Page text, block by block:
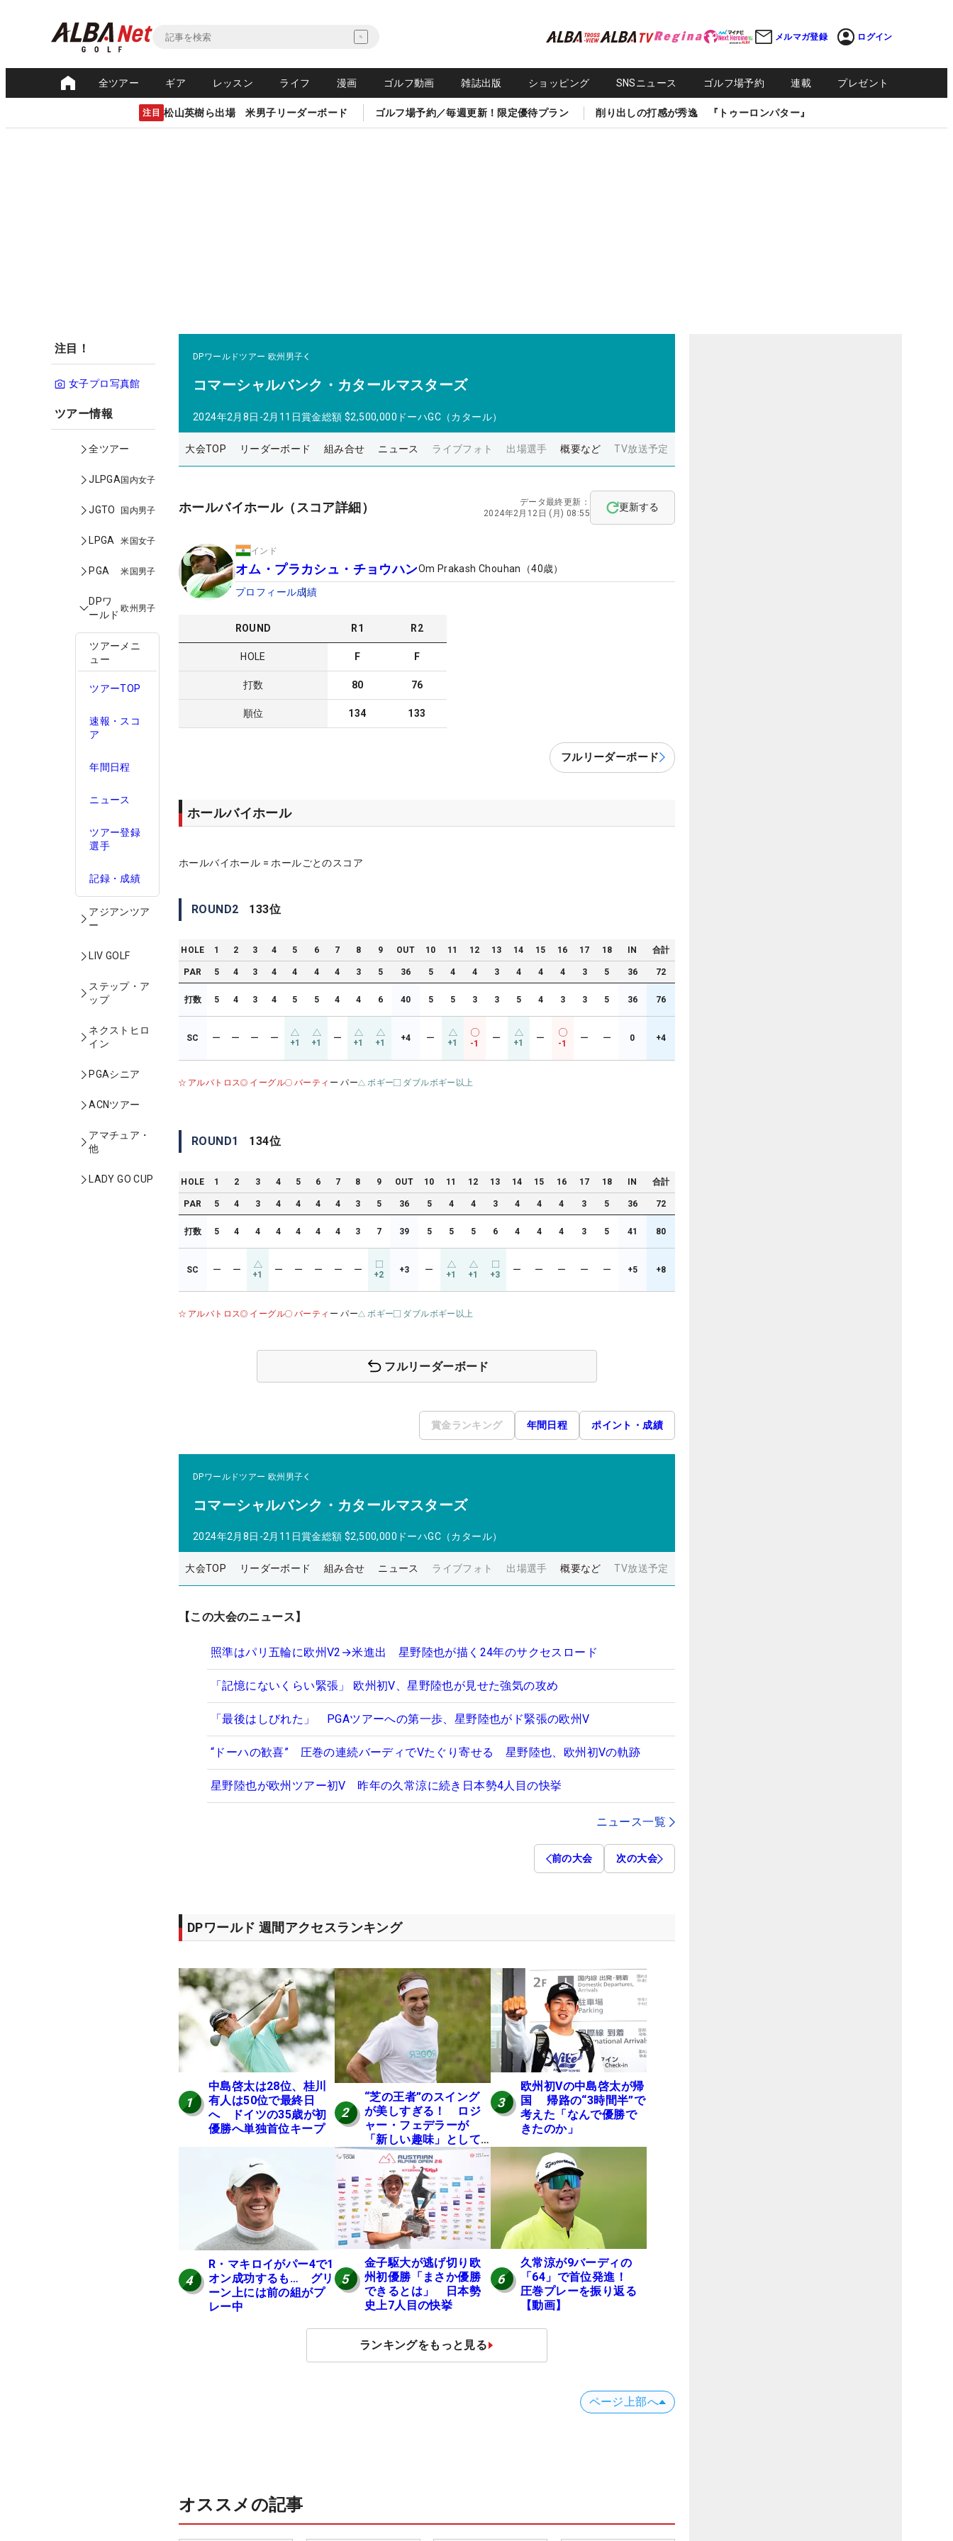
メルマガ登録 ログイン
全ツアー ギア レッスン ライフ 漫画 ゴルフ動画 雑誌出版 ショッピング SNSニュース ゴルフ場予約 連載 プレゼント
注目 松山英樹ら出場 米男子リーダーボード ゴルフ場予約／毎週更新！限定優待プラン 削り出しの打感が秀逸 『トゥーロンパター』
注目！
女子プロ写真館
ツアー情報
全ツアー
JLPGA国内女子
JGTO 国内男子
LPGA 米国女子
PGA 米国男子
DPワ
ールド
欧州男子
ツアーメニ
ュー
ツアーTOP
速報・スコ
ア
年間日程
ニュース
ツアー登録
選手
記録・成績
アジアンツア
ー
LIV GOLF
ステップ・ア
ップ
ネクストヒロ
イン
PGAシニア
ACNツアー
アマチュア・
他
LADY GO CUP
DPワールドツアー 欧州男子
コマーシャルバンク・カタールマスターズ
2024年2月8日-2月11日賞金総額 $2,500,000 ドーハGC（カタール）
大会TOP リーダーボード 組み合せ ニュース ライブフォト 出場選手 概要など TV放送予定
ホールバイホール（スコア詳細）
データ最終更新：
2024年2月12日 (月) 08:55
更新する
インド
オム・プラカシュ・チョウハンOm Prakash Chouhan （40歳）
プロフィール成績
ROUND R1 R2
HOLE F F
打数 80 76
順位 134 133
フルリーダーボード
ホールバイホール
ホールバイホール = ホールごとのスコア
ROUND2 133位
HOLE 1 2 3 4 5 6 7 8 9 OUT 10 11 12 13 14 15 16 17 18 IN 合計
PAR 5 4 3 4 4 4 4 3 5 36 5 4 4 3 4 4 4 3 5 36 72
打数 5 4 3 4 5 5 4 4 6 40 5 5 3 3 5 4 3 3 5 36 76
SC ー ー ー ー +1 +1 ー +1 +1 +4 ー +1 -1
ー +1 ー
-1
ー ー 0 +4
アルバトロス イーグル バーティ ー パー ボギー ダブルボギー以上
ROUND1 134位
HOLE 1 2 3 4 5 6 7 8 9 OUT 10 11 12 13 14 15 16 17 18 IN 合計
PAR 5 4 3 4 4 4 4 3 5 36 5 4 4 3 4 4 4 3 5 36 72
打数 5 4 4 4 4 4 4 3 7 39 5 5 5 6 4 4 4 3 5 41 80
SC ー ー +1 ー ー ー ー ー +2 +3 ー +1 +1 +3 ー ー ー ー ー +5 +8
アルバトロス イーグル バーティ ー パー ボギー ダブルボギー以上
フルリーダーボード
賞金ランキング 年間日程 ポイント・成績
DPワールドツアー 欧州男子
コマーシャルバンク・カタールマスターズ
2024年2月8日-2月11日賞金総額 $2,500,000 ドーハGC（カタール）
大会TOP リーダーボード 組み合せ ニュース ライブフォト 出場選手 概要など TV放送予定
【この大会のニュース】
照準はパリ五輪に欧州V2→米進出 星野陸也が描く24年のサクセスロード
「記憶にないくらい緊張」 欧州初V、星野陸也が見せた強気の攻め
「最後はしびれた」 PGAツアーへの第一歩、星野陸也がド緊張の欧州V
“ドーハの歓喜” 圧巻の連続バーディでVたぐり寄せる 星野陸也、欧州初Vの軌跡
星野陸也が欧州ツアー初V 昨年の久常涼に続き日本勢4人目の快挙
ニュース一覧
前の大会 次の大会
DPワールド 週間アクセスランキング
1
中島啓太は28位、桂川
有人は50位で最終日
へ ドイツの35歳が初
優勝へ単独首位キープ
2
“芝の王者”のスイング
が美しすぎる！ ロジ
ャー・フェデラーが
「新しい趣味」として
ゴルフに挑戦中！
3
欧州初Vの中島啓太が帰
国 帰路の“3時間半”で
考えた「なんで優勝で
きたのか」
4
R・マキロイがパー4で1
オン成功するも… グリ
ーン上には前の組がプ
レー中
5
金子駆大が逃げ切り欧
州初優勝「まさか優勝
できるとは」 日本勢
史上7人目の快挙
6
久常涼が9バーディの
「64」で首位発進！
圧巻プレーを振り返る
【動画】
ランキングをもっと見る
ページ上部へ
オススメの記事